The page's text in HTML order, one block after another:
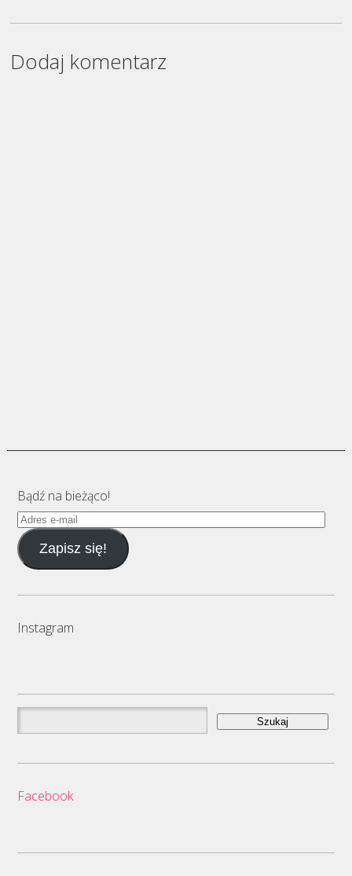
Dodaj komentarz
Bądź na bieżąco!
Adres
e-
mailZapisz się!
Instagram
Szukaj:
Facebook